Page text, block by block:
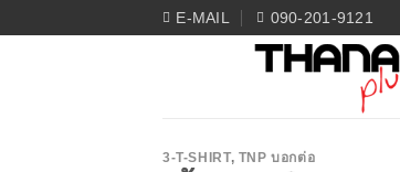
E-MAIL 090-201-9121
3-T-SHIRT, TNP บอกต่อ